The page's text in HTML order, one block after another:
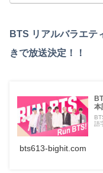
BTS リアルバラエテ
きで放送決定！！
本
語
bts613-bighit.com